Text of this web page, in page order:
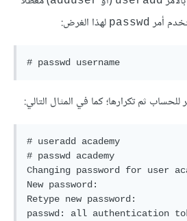
أمر passwd لهذا الغرض:
ثم تكرارها؛ كما في المثال التالي:
# useradd academy
# passwd academy
Changing password for user
New password:
Retype new password:
passwd: all authentication